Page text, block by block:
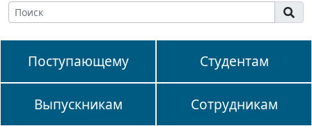
Поступающему Студентам
Выпускникам Сотрудникам